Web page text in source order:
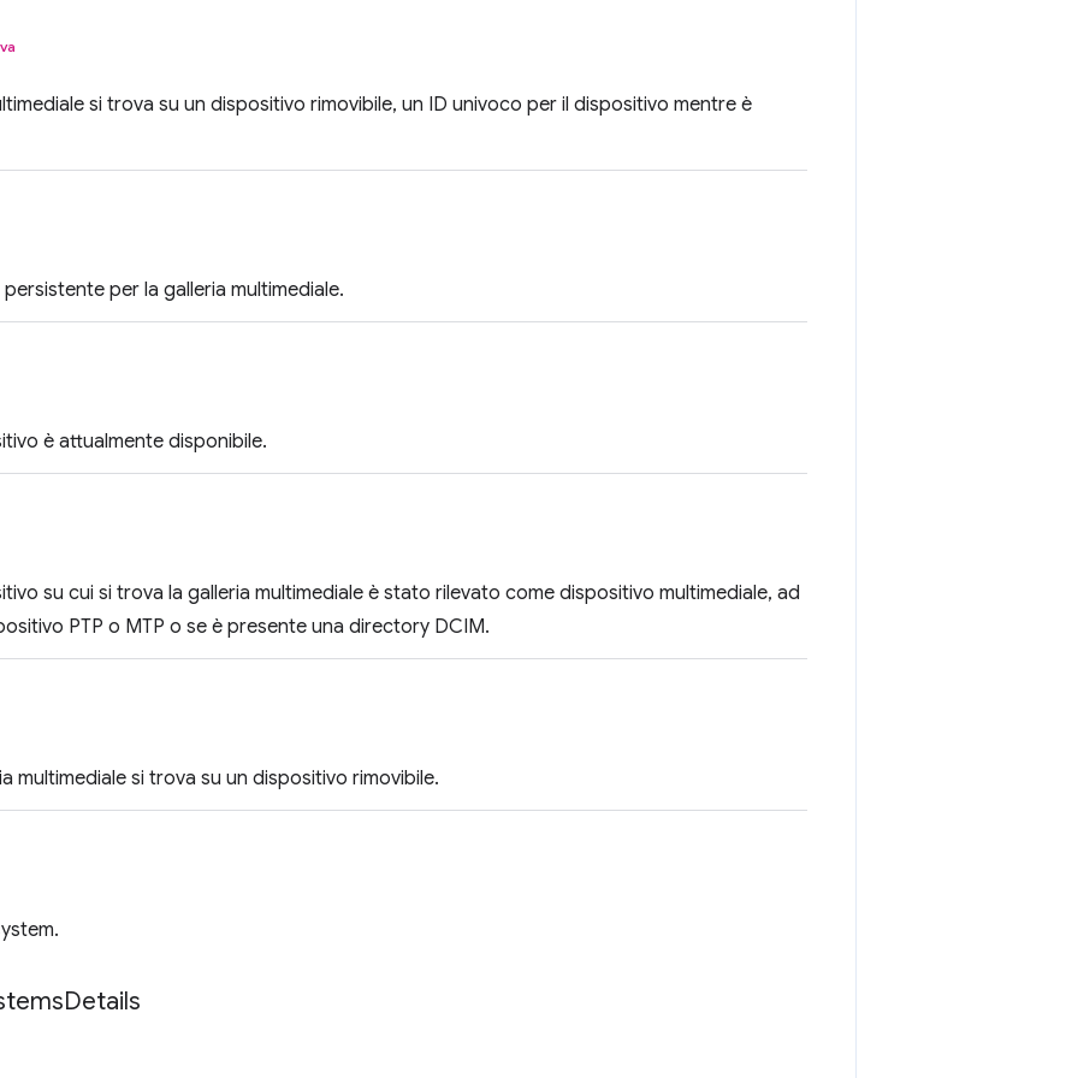
si trova su un dispositivo rimovibile, un ID univoco per il dispositivo mentre è
per la galleria multimediale.
è attualmente disponibile.
su cui si trova la galleria multimediale è stato rilevato come dispositivo multimediale, ad
PTP o MTP o se è presente una directory DCIM.
multimediale si trova su un dispositivo rimovibile.
Details